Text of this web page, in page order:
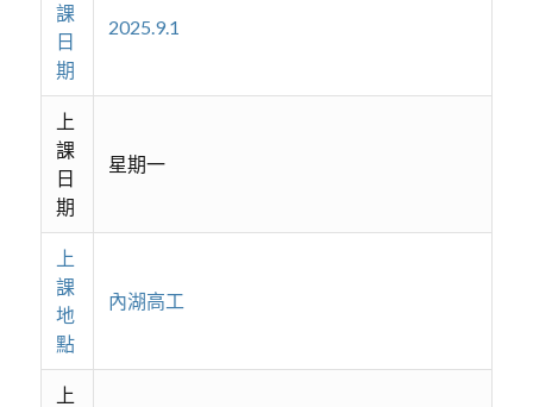
課
日
期
2025.9.1
上
課
日
期
星期一
上
課
地
點
內湖高工
上